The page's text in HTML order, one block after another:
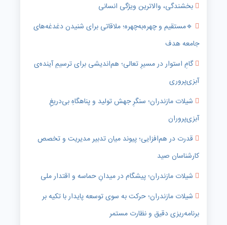
بخشندگی، والاترین ویژگی انسانی
🔹️مستقیم و چهره‌به‌چهره؛ ملاقاتی برای شنیدن دغدغه‌های
جامعه هدف
گامِ استوار در مسیرِ تعالی؛ هم‌اندیشی برای ترسیمِ آینده‌ی
آبزی‌پروری
شیلات مازندران؛ سنگرِ جهش تولید و پناهگاهِ بی‌دریغِ
آبزی‌پروران
قدرت در هم‌افزایی؛ پیوند میان تدبیر مدیریت و تخصص
کارشناسان صید
شیلات مازندران؛ پیشگام در میدانِ حماسه و اقتدار ملی
شیلات مازندران؛ حرکت به سوی توسعه پایدار با تکیه بر
برنامه‌ریزی دقیق و نظارت مستمر